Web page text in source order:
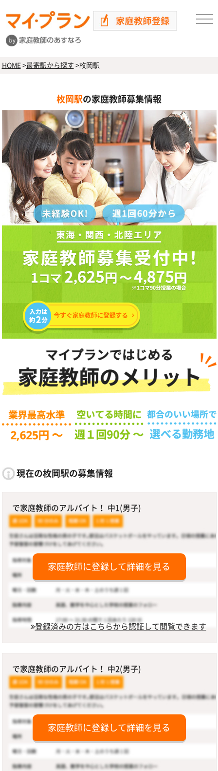
HOME>最寄駅から探す >枚岡駅
枚岡駅の家庭教師募集情報
現在の枚岡駅の募集情報
で家庭教師のアルバイト！ 中1(男子)
家庭教師に登録して詳細を見る
登録済みの方はこちらから認証して閲覧できます
で家庭教師のアルバイト！ 中2(男子)
家庭教師に登録して詳細を見る